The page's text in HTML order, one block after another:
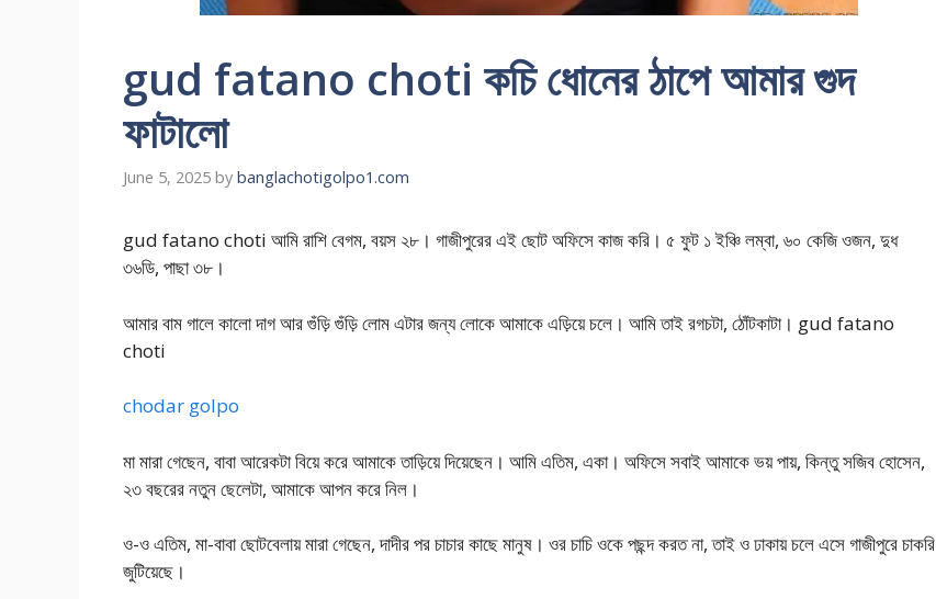
gud fatano choti কচি ধোনের ঠাপে আমার গুদ
ফাটালো
June 5, 2025 by banglachotigolpo1.com
gud fatano choti আমি রাশি বেগম, বয়স ২৮। গাজীপুরের এই ছোট অফিসে কাজ করি। ৫ ফুট ১ ইঞ্চি লম্বা, ৬০ কেজি ওজন, দুধ
৩৬ডি, পাছা ৩৮।
আমার বাম গালে কালো দাগ আর গুঁড়ি গুঁড়ি লোম এটার জন্য লোকে আমাকে এড়িয়ে চলে। আমি তাই রগচটা, ঠোঁটকাটা। gud fatano
choti
chodar golpo
মা মারা গেছেন, বাবা আরেকটা বিয়ে করে আমাকে তাড়িয়ে দিয়েছেন। আমি এতিম, একা। অফিসে সবাই আমাকে ভয় পায়, কিন্তু সজিব হোসেন,
২৩ বছরের নতুন ছেলেটা, আমাকে আপন করে নিল।
ও-ও এতিম, মা-বাবা ছোটবেলায় মারা গেছেন, দাদীর পর চাচার কাছে মানুষ। ওর চাচি ওকে পছন্দ করত না, তাই ও ঢাকায় চলে এসে গাজীপুরে চাকরি
জুটিয়েছে।